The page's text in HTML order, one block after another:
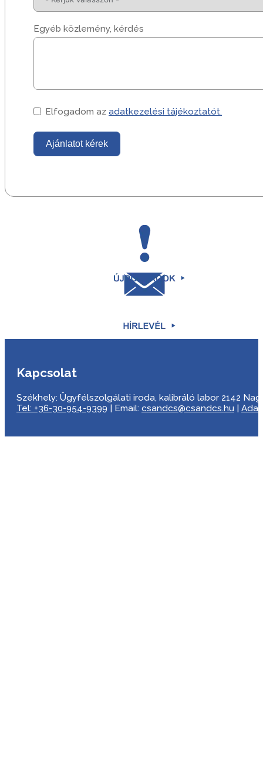
Egyéb közlemény, kérdés
Elfogadom az adatkezelési tájékoztatót.
Ajánlatot kérek
Kapcsolat
Székhely: Ügyfélszolgálati iroda, kalibráló labor 2142
Tel: +36-30-954-9399 | Email: csandcs@csandcs.hu |